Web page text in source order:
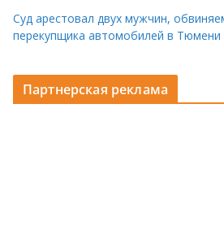
Суд арестовал двух мужчин,
перекупщика автомобилей в Тюмени
Партнерская реклама